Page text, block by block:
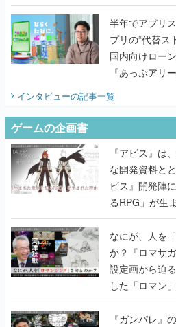
うこだわりを
半年でアプリスト
プリの“代替ス
国内向けロー
『あっぷアリ
てみた
インタビューの記事一覧
ゲームの企画書
『アビス』は
な開発資料と
ビス』開発陣
るRPG」が生
書】
なにが、人を
か？『ロマサ
設定画から迫
した「ロマン
書】
『ガンパレ』